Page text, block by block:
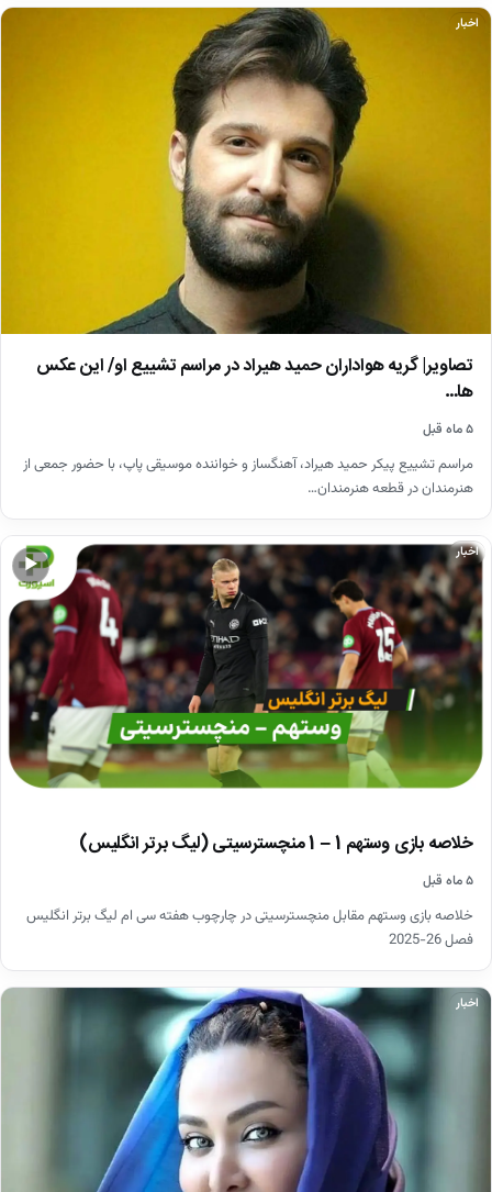
اخبار
تصاویر| گریه هواداران حمید هیراد در مراسم تشییع او/ این عکس
ها…
۵ ماه قبل
مراسم تشییع پیکر حمید هیراد، آهنگساز و خواننده موسیقی پاپ، با حضور جمعی از
هنرمندان در قطعه هنرمندان…
▶
اخبار
خلاصه بازی وستهم 1 – 1 منچسترسیتی (لیگ برتر انگلیس)
۵ ماه قبل
خلاصه بازی وستهم مقابل منچسترسیتی در چارچوب هفته سی ام لیگ برتر انگلیس
فصل 26-2025
اخبار